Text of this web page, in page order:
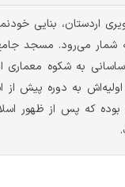
اردستان، بنایی
شمار می‌رود. مسجد
ساسانی به شکوه
اولیه‌اش به دوره پیش
که پس از ظهور